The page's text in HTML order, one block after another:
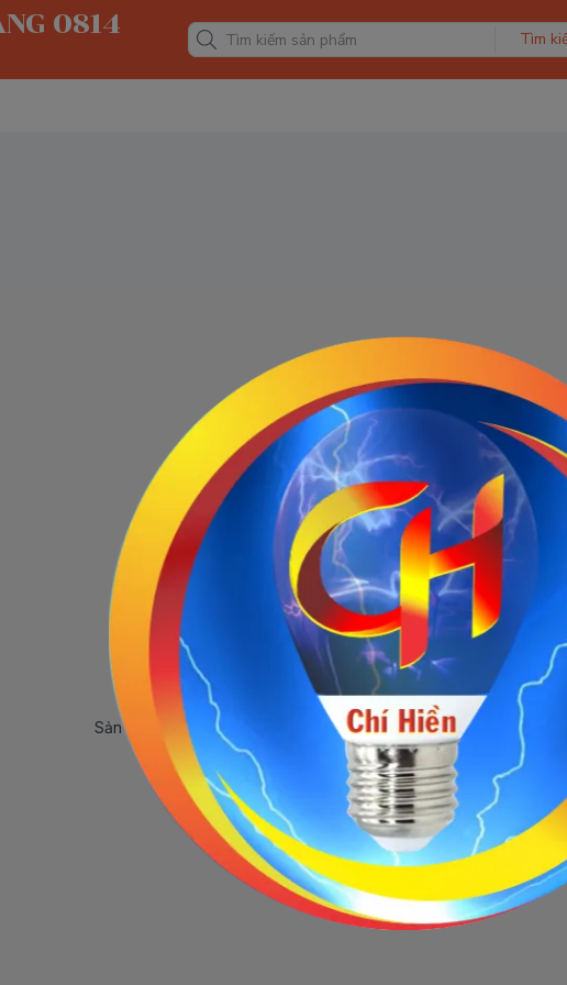
0814
Tìm
Sản phẩm ngừng bán
Sản phẩm này hiện tại đã ngừng bán. Hãy trở về trang chủ để lựa
Quay lại trang chủ